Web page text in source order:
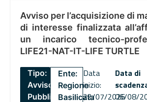
Avviso per l’acquisizione di
di interesse finalizzata
un incarico tecnico-
LIFE21-NAT-IT-LIFE TURTLE
Tipo:
Avviso
Pubblico
Ente:
Regione
Basilicata
Data
inizio:
22/07/2026
Data di
06/08/